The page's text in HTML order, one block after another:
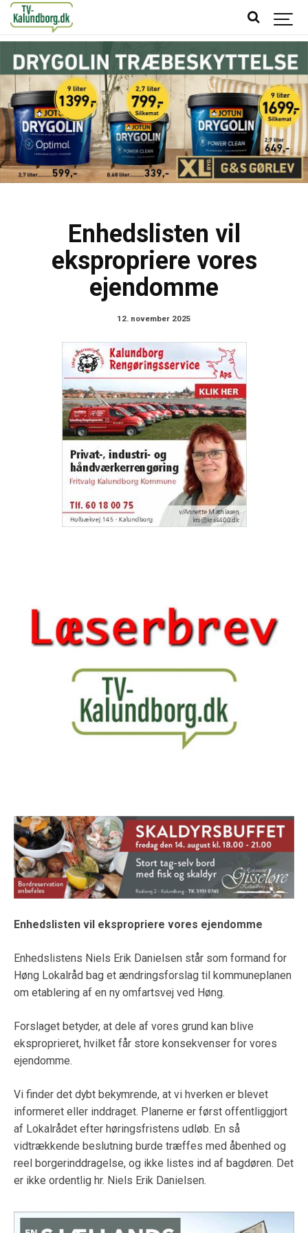
Enhedslisten vil
ekspropriere vores
ejendomme
12. november 2025
Enhedslisten vil ekspropriere vores ejendomme
Enhedslistens Niels Erik Danielsen står som formand for
Høng Lokalråd bag et ændringsforslag til kommuneplanen
om etablering af en ny omfartsvej ved Høng.
Forslaget betyder, at dele af vores grund kan blive
eksproprieret, hvilket får store konsekvenser for vores
ejendomme.
Vi finder det dybt bekymrende, at vi hverken er blevet
informeret eller inddraget. Planerne er først offentliggjort
af Lokalrådet efter høringsfristens udløb. En så
vidtrækkende beslutning burde træffes med åbenhed og
reel borgerinddragelse, og ikke listes ind af bagdøren. Det
er ikke ordentlig hr. Niels Erik Danielsen.